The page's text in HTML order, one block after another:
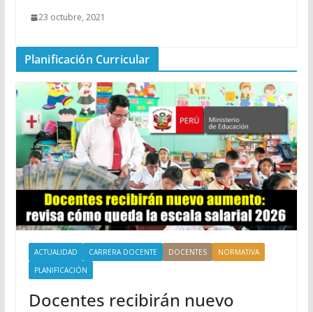
23 octubre, 2021
Planificación Curricular
ACTUALIDAD CARRERA DOCENTE DOCENTES
NORMATIVA
PLANIFICACIÓN
Docentes recibirán nuevo